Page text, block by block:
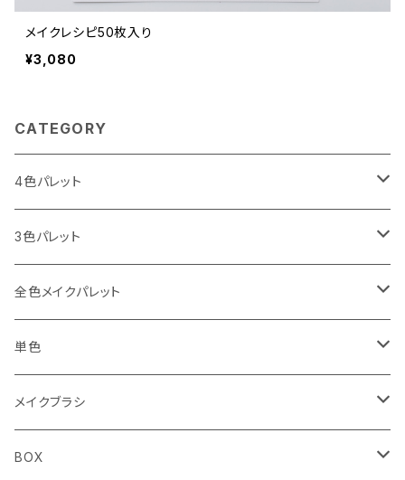
メイクレシピ50枚入り
¥3,080
CATEGORY
4色パレット
I LOVE パレット
Spring（春）
Summer（夏）
I CAN MAKE パレット
Spring（春）
Summer（夏）
アイシャドウ4色パレット
PK（ピンク）
BR（ブラウン）
4色パレット（ケース）
3色パレット
アイブロウ3色
YE（イエロー）
RD（レッド）
全色メイクパレット
アイシャドウ87色
リップ30色
単色
単色ケース付（オリジナルBOX付）
メイクブラシ
フェイスブラシ
BOX